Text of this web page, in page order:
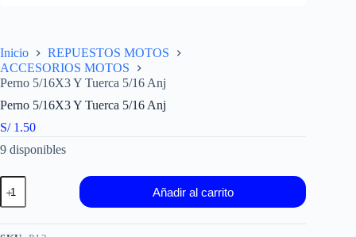
Inicio
REPUESTOS MOTOS
ACCESORIOS MOTOS
Perno 5/16X3 Y Tuerca 5/16 Anj
Perno 5/16X3 Y Tuerca 5/16 Anj
S/1.50
9 disponibles
Perno
5/16X3
Y
Tuerca
Añadir al carrito